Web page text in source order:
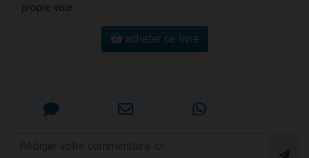
propre voie.
acheter ce livre